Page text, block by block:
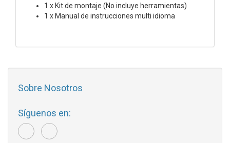
1 x Kit de montaje (No incluye herramientas)
1 x Manual de instrucciones multi idioma
Sobre Nosotros
Síguenos en: